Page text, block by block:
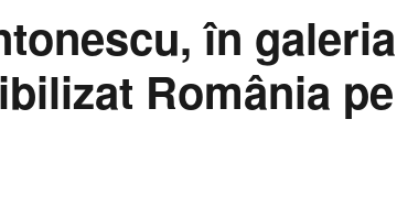
în
România